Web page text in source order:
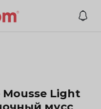
Mousse Light